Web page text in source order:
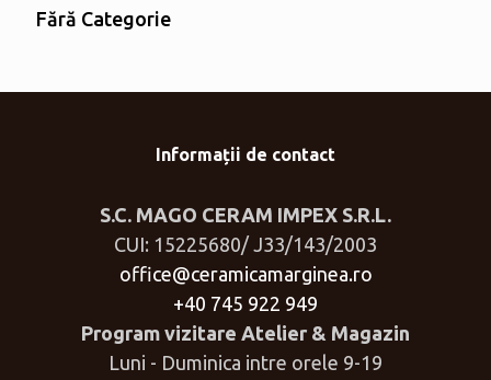
Fără Categorie
Informații de contact
S.C. MAGO CERAM IMPEX S.R.L.
CUI: 15225680/ J33/143/2003
office@ceramicamarginea.ro
+40 745 922 949
Program vizitare Atelier & Magazin
Luni - Duminica intre orele 9-19